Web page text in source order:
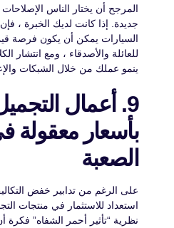
المرجح أن يختار الناس
جديدة. إذا كانت لديك الخبرة ،
السيارات يمكن أن يكون فرصة
للعائلة والأصدقاء ، ومع انتشار
ينمو عملك من خلال الشبكات
9. أعمال
بأسعار معقولة
الصعبة
على الرغم من تدابير خفض
استعداد للاستثمار في منتجات
نظرية “تأثير أحمر الشفاه” فكرة